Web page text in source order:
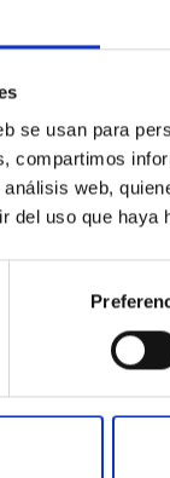
se usan para
compartimos
web,
del uso que haya
formation (SF)
the feedback
prevail
Tuñón